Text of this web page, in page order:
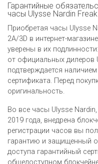
Гарантийные
часы Ulysse Nardin
Приобретая часы Ulysse
2A/3D в интернет-
уверены в их
от официальных дилеров
подтверждается
сертификата. Перед
оригинальность.
Во все часы Ulysse
2019 года, внедрена
регистрации часов вы
гарантию и защищенный
доступа гарантийный
общедоступном